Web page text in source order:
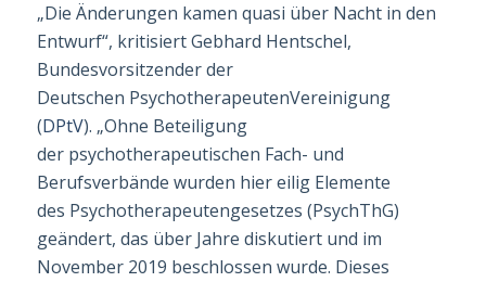
„Die Änderungen kamen quasi über Nacht in den
Entwurf“, kritisiert Gebhard Hentschel,
Bundesvorsitzender der
Deutschen PsychotherapeutenVereinigung
(DPtV). „Ohne Betei­ligung
der psychotherapeutischen Fach- und
Berufsverbände wurden hier eilig Elemente
des Psychotherapeutengesetzes (PsychThG)
geändert, das über Jahre diskutiert und im
November 2019 beschlossen wurde. Dieses